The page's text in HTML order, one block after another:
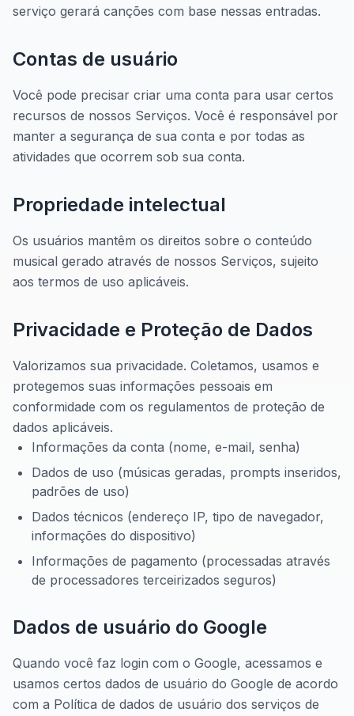
serviço gerará canções com base nessas entradas.
Contas de usuário
Você pode precisar criar uma conta para usar certos
recursos de nossos Serviços. Você é responsável por
manter a segurança de sua conta e por todas as
atividades que ocorrem sob sua conta.
Propriedade intelectual
Os usuários mantêm os direitos sobre o conteúdo
musical gerado através de nossos Serviços, sujeito
aos termos de uso aplicáveis.
Privacidade e Proteção de Dados
Valorizamos sua privacidade. Coletamos, usamos e
protegemos suas informações pessoais em
conformidade com os regulamentos de proteção de
dados aplicáveis.
Informações da conta (nome, e-mail, senha)
Dados de uso (músicas geradas, prompts inseridos,
padrões de uso)
Dados técnicos (endereço IP, tipo de navegador,
informações do dispositivo)
Informações de pagamento (processadas através
de processadores terceirizados seguros)
Dados de usuário do Google
Quando você faz login com o Google, acessamos e
usamos certos dados de usuário do Google de acordo
com a Política de dados de usuário dos serviços de